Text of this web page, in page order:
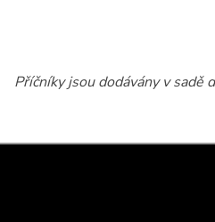
Příčníky jsou dodávány v sadě